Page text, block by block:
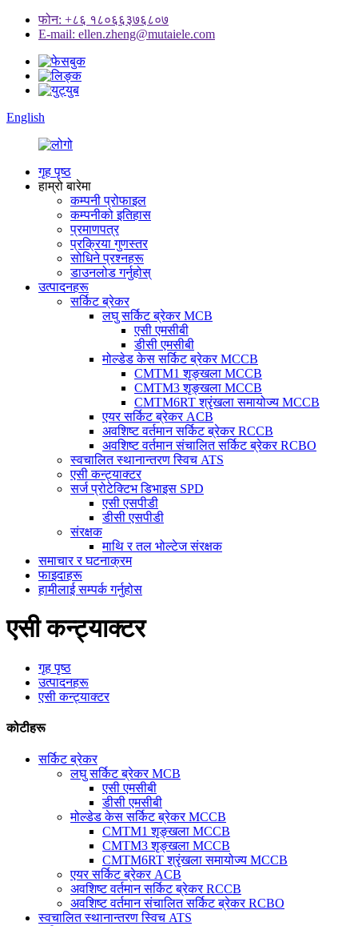
फोन: +८६ १८०६६३७६८०७
E-mail: ellen.zheng@mutaiele.com
English
गृह पृष्ठ
हाम्रो बारेमा
कम्पनी प्रोफाइल
कम्पनीको इतिहास
प्रमाणपत्र
प्रक्रिया गुणस्तर
सोधिने प्रश्नहरू
डाउनलोड गर्नुहोस्
उत्पादनहरू
सर्किट ब्रेकर
लघु सर्किट ब्रेकर MCB
एसी एमसीबी
डीसी एमसीबी
मोल्डेड केस सर्किट ब्रेकर MCCB
CMTM1 शृङ्खला MCCB
CMTM3 शृङ्खला MCCB
CMTM6RT श्रृंखला समायोज्य MCCB
एयर सर्किट ब्रेकर ACB
अवशिष्ट वर्तमान सर्किट ब्रेकर RCCB
अवशिष्ट वर्तमान संचालित सर्किट ब्रेकर RCBO
स्वचालित स्थानान्तरण स्विच ATS
एसी कन्ट्याक्टर
सर्ज प्रोटेक्टिभ डिभाइस SPD
एसी एसपीडी
डीसी एसपीडी
संरक्षक
माथि र तल भोल्टेज संरक्षक
समाचार र घटनाक्रम
फाइदाहरू
हामीलाई सम्पर्क गर्नुहोस
एसी कन्ट्याक्टर
गृह पृष्ठ
उत्पादनहरू
एसी कन्ट्याक्टर
कोटीहरू
सर्किट ब्रेकर
लघु सर्किट ब्रेकर MCB
एसी एमसीबी
डीसी एमसीबी
मोल्डेड केस सर्किट ब्रेकर MCCB
CMTM1 शृङ्खला MCCB
CMTM3 शृङ्खला MCCB
CMTM6RT श्रृंखला समायोज्य MCCB
एयर सर्किट ब्रेकर ACB
अवशिष्ट वर्तमान सर्किट ब्रेकर RCCB
अवशिष्ट वर्तमान संचालित सर्किट ब्रेकर RCBO
स्वचालित स्थानान्तरण स्विच ATS